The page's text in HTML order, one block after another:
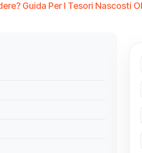
Guida Per I Tesori Nascosti